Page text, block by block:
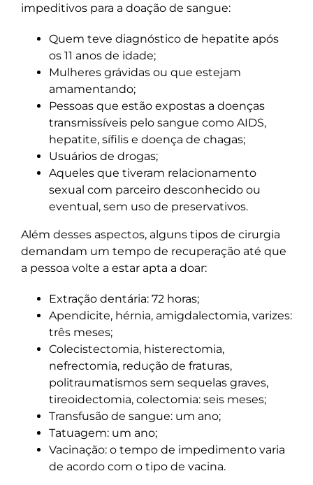
impeditivos para a doação de sangue:
Quem teve diagnóstico de hepatite após
os 11 anos de idade;
Mulheres grávidas ou que estejam
amamentando;
Pessoas que estão expostas a doenças
transmissíveis pelo sangue como AIDS,
hepatite, sífilis e doença de chagas;
Usuários de drogas;
Aqueles que tiveram relacionamento
sexual com parceiro desconhecido ou
eventual, sem uso de preservativos.
Além desses aspectos, alguns tipos de cirurgia
demandam um tempo de recuperação até que
a pessoa volte a estar apta a doar:
Extração dentária: 72 horas;
Apendicite, hérnia, amigdalectomia, varizes:
três meses;
Colecistectomia, histerectomia,
nefrectomia, redução de fraturas,
politraumatismos sem sequelas graves,
tireoidectomia, colectomia: seis meses;
Transfusão de sangue: um ano;
Tatuagem: um ano;
Vacinação: o tempo de impedimento varia
de acordo com o tipo de vacina.